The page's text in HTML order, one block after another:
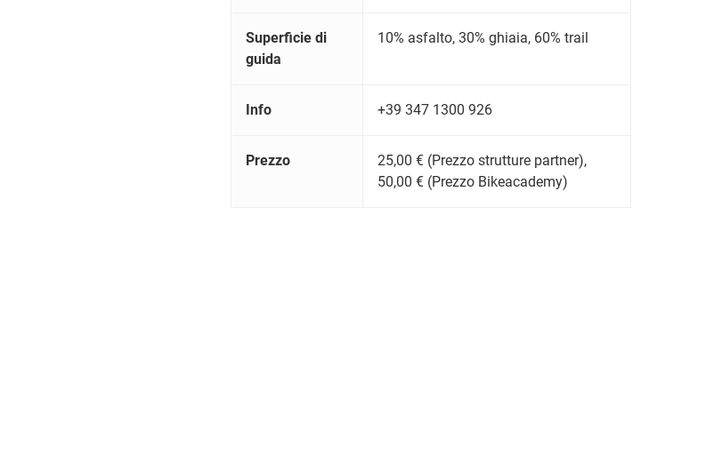
Superficie di
guida
10% asfalto, 30% ghiaia, 60% trail
Info +39 347 1300 926
Prezzo
25,00 € (Prezzo strutture partner),
50,00 € (Prezzo Bikeacademy)